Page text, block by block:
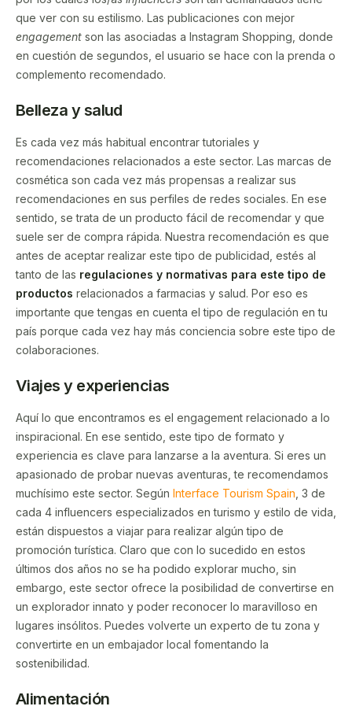
que ver con su estilismo. Las publicaciones con mejor
engagement son las asociadas a Instagram Shopping, donde
en cuestión de segundos, el usuario se hace con la prenda o
complemento recomendado.
Belleza y salud
Es cada vez más habitual encontrar tutoriales y
recomendaciones relacionados a este sector. Las marcas de
cosmética son cada vez más propensas a realizar sus
recomendaciones en sus perfiles de redes sociales. En ese
sentido, se trata de un producto fácil de recomendar y que
suele ser de compra rápida. Nuestra recomendación es que
antes de aceptar realizar este tipo de publicidad, estés al
tanto de las regulaciones y normativas para este tipo de
productos relacionados a farmacias y salud. Por eso es
importante que tengas en cuenta el tipo de regulación en tu
país porque cada vez hay más conciencia sobre este tipo de
colaboraciones.
Viajes y experiencias
Aquí lo que encontramos es el engagement relacionado a lo
inspiracional. En ese sentido, este tipo de formato y
experiencia es clave para lanzarse a la aventura. Si eres un
apasionado de probar nuevas aventuras, te recomendamos
muchísimo este sector. Según Interface Tourism Spain , 3 de
cada 4 influencers especializados en turismo y estilo de vida,
están dispuestos a viajar para realizar algún tipo de
promoción turística. Claro que con lo sucedido en estos
últimos dos años no se ha podido explorar mucho, sin
embargo, este sector ofrece la posibilidad de convertirse en
un explorador innato y poder reconocer lo maravilloso en
lugares insólitos. Puedes volverte un experto de tu zona y
convertirte en un embajador local fomentando la
sostenibilidad.
Alimentación